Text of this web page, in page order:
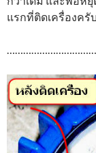
แรกที่ติดเครื่องครั